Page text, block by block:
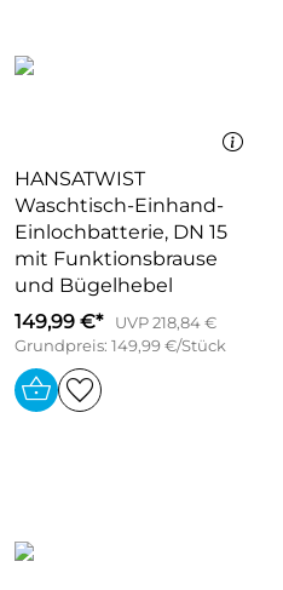
HANSATWIST
Waschtisch-Einhand-
Einlochbatterie, DN 15
mit Funktionsbrause
und Bügelhebel
149,99 €*
UVP 218,84 €
Grundpreis: 149,99 €/Stück